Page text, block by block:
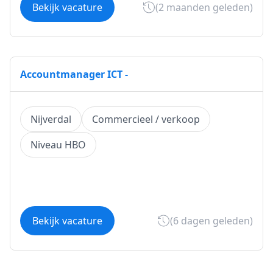
Bekijk vacature (2 maanden geleden)
Accountmanager ICT -
Nijverdal
Commercieel / verkoop
Niveau HBO
Bekijk vacature (6 dagen geleden)